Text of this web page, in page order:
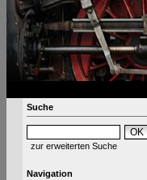
Suche
zur erweiterten Suche
Navigation